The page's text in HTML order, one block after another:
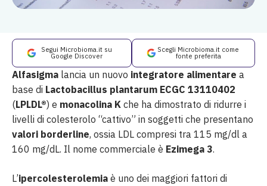
Segui Microbioma.it su
Google Discover
Scegli Microbioma.it come
fonte preferita
Alfasigma lancia un nuovo integratore alimentare a
base di Lactobacillus plantarum ECGC 13110402
(LPLDL®) e monacolina K che ha dimostrato di ridurre i
livelli di colesterolo “cattivo” in soggetti che presentano
valori borderline, ossia LDL compresi tra 115 mg/dl a
160 mg/dL. Il nome commerciale è Ezimega 3.
L’ipercolesterolemia è uno dei maggiori fattori di